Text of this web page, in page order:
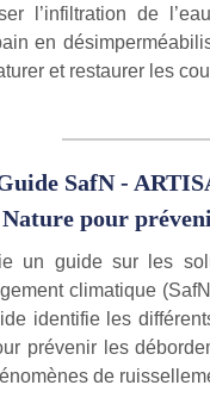
l’infiltration de
en
et restaurer les
SafN -
pour
un guide sur les
climatique
identifie les
prévenir les
de